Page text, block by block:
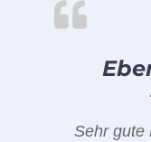
Sehr gute